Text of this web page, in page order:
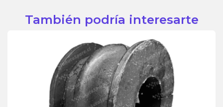
También podría interesarte